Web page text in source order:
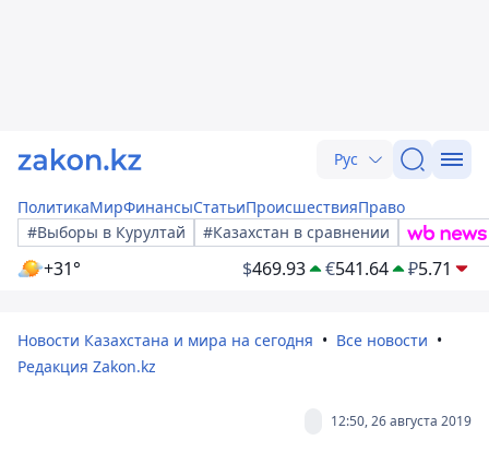
Рус
ПолитикаМирФинансыСтатьиПроисшествияПраво
#Выборы в Курултай
#Казахстан в сравнении
+31° $469.93 €541.64 ₽5.71
Новости Казахстана и мира на сегодня
Все новости
Редакция Zakon.kz
12:50, 26 августа 2019